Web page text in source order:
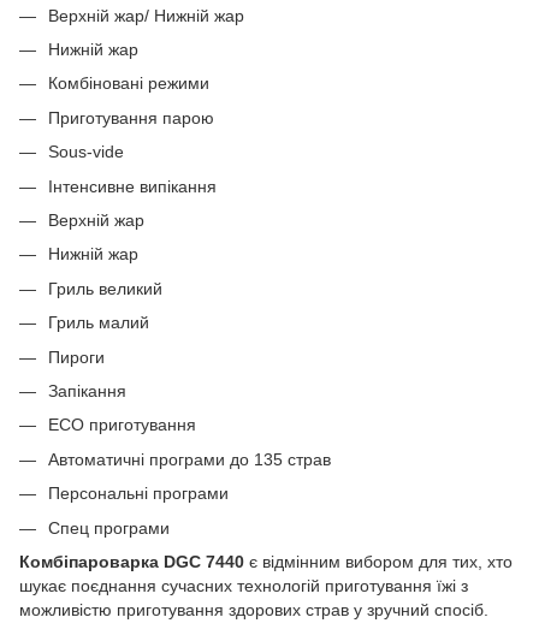
Верхній жар/ Нижній жар
Нижній жар
Комбіновані режими
Приготування парою
Sous-vide
Інтенсивне випікання
Верхній жар
Нижній жар
Гриль великий
Гриль малий
Пироги
Запікання
ЕСО приготування
Автоматичні програми до 135 страв
Персональні програми
Спец програми
Комбіпароварка DGC 7440 є відмінним вибором для тих, хто
шукає поєднання сучасних технологій приготування їжі з
можливістю приготування здорових страв у зручний спосіб.